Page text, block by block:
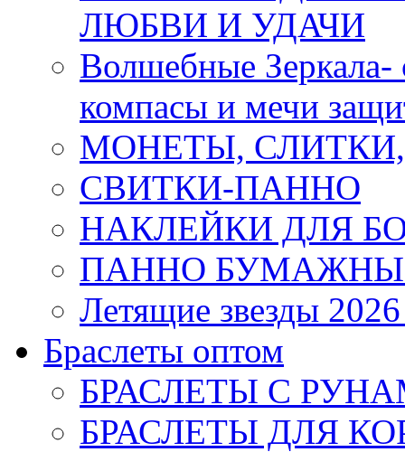
ЛЮБВИ И УДАЧИ
Волшебные Зеркала-
компасы и мечи
МОНЕТЫ,
СВИТКИ-ПАННО
НАКЛЕЙКИ ДЛЯ
ПАННО
Летящие звезды
Браслеты оптом
БРАСЛЕТЫ С
БРАСЛЕТЫ ДЛЯ